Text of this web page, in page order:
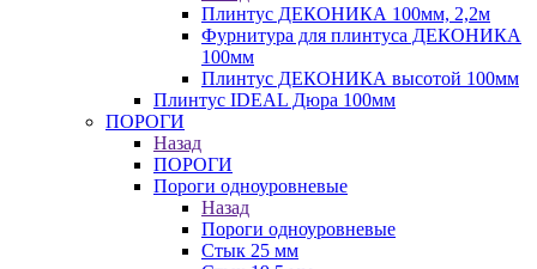
Плинтус ДЕКОНИКА 100мм, 2,2м
Фурнитура для плинтуса ДЕКОНИКА
100мм
Плинтус ДЕКОНИКА высотой 100мм
Плинтус IDEAL Дюра 100мм
ПОРОГИ
Назад
ПОРОГИ
Пороги одноуровневые
Назад
Пороги одноуровневые
Стык 25 мм